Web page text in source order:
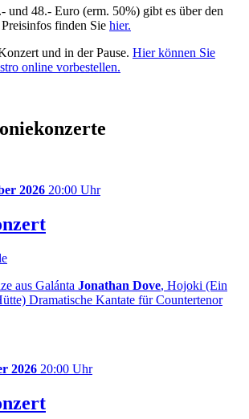
und 48.- Euro (erm. 50%) gibt es über den
finden Sie hier.
und in der Pause. Hier können Sie
online vorbestellen.
2026 20:00 Uhr
aus Galánta Jonathan Dove, Hojoki (Ein
Dramatische Kantate für Countertenor
2026 20:00 Uhr